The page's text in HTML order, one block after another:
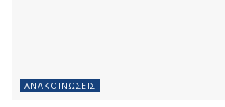
ΑΝΑΚΟΙΝΏΣΕΙΣ